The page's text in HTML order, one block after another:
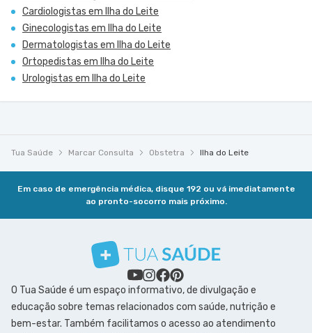
Cardiologistas em Ilha do Leite
Ginecologistas em Ilha do Leite
Dermatologistas em Ilha do Leite
Ortopedistas em Ilha do Leite
Urologistas em Ilha do Leite
Tua Saúde Marcar Consulta Obstetra Ilha do Leite
Em caso de emergência médica, disque 192 ou vá imediatamente
ao pronto-socorro mais próximo.
O Tua Saúde é um espaço informativo, de divulgação e
educação sobre temas relacionados com saúde, nutrição e
bem-estar. Também facilitamos o acesso ao atendimento